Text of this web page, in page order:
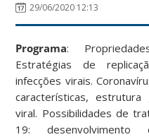
29/06/2020 12:13
Programa:
Estratégias de
infecções virais.
características,
viral. Possibilidades de
19: